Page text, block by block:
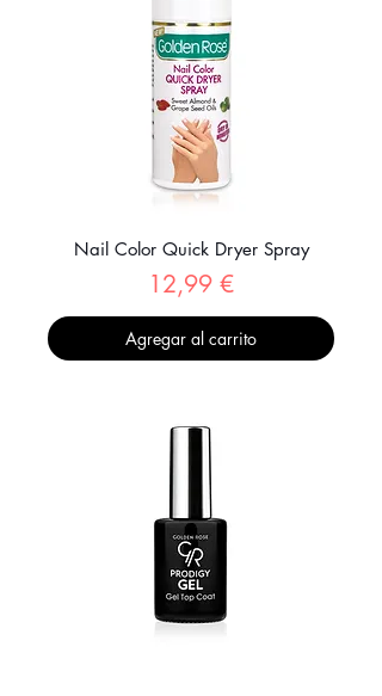
Nail Color Quick Dryer Spray
Precio
12,99 €
Agregar al carrito